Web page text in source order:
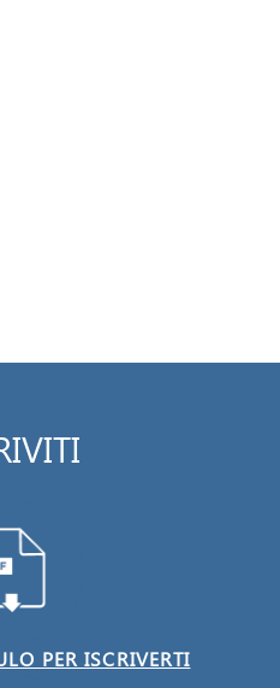
PER ISCRIVERTI